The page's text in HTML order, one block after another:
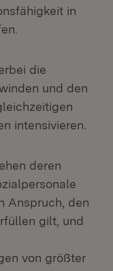
in
die
und den
intensivieren.
deren
Anspruch, den
gilt, und
von größter